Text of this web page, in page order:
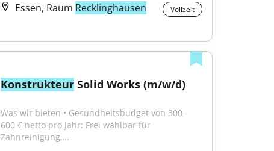
Essen, Raum Recklinghausen Vollzeit
Konstrukteur Solid Works (m/w/d)
Was wir bieten • Gesundheitsbudget von 300 -
600 € netto pro Jahr: Frei wählbar für
Zahnreinigung,...